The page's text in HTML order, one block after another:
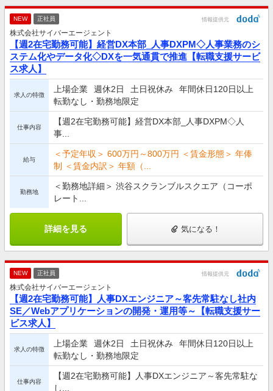
NEW 正社員 情報提供元
株式会社サイバーエージェント
【週2在宅勤務可能】経営DX本部_人事DXPM◇人事業務のシ
ステム化やデータ化◇DXを一気通貫で推進【転職支援サービ
ス求人】
求人の特徴
上場企業 週休2日 土日祝休み
年間休日120日以上
転勤なし・勤務地限定
仕事内容
【週2在宅勤務可能】経営DX本部_人事DXPM◇人
事...
給与
＜予定年収＞ 600万円～800万円 ＜賃金形態＞ 年俸
制 ＜賃金内訳＞ 年額（...
勤務地
＜勤務地詳細＞ 渋谷スクランブルスクエア（コーポ
レート...
詳細を見る 気になる！
NEW 正社員 情報提供元
株式会社サイバーエージェント
【週2在宅勤務可能】人事DXエンジニア～客先常駐なし社内
SE／Webアプリケーションの開発・運用等～【転職支援サー
ビス求人】
求人の特徴
上場企業 週休2日 土日祝休み
年間休日120日以上
転勤なし・勤務地限定
仕事内容
【週2在宅勤務可能】人事DXエンジニア～客先常駐な
し...